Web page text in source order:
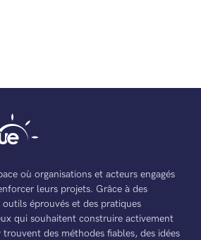
où organisations et acteurs engagés
leurs projets. Grâce à des
outils éprouvés et des pratiques
qui souhaitent construire activement
des méthodes fiables, des idées